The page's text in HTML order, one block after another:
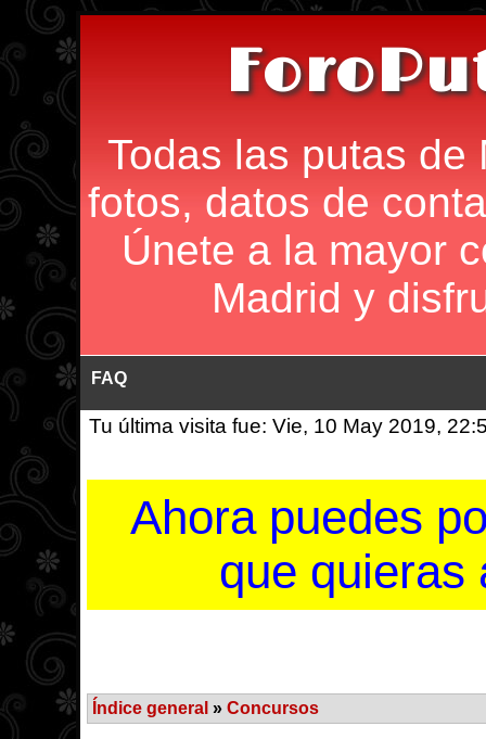
Todas las putas de
fotos, datos de
Únete a la mayor
Madrid y
FAQ
Tu última visita fue: Vie, 10 May 2019,
Ahora puedes
que quieras
Índice general » Concursos